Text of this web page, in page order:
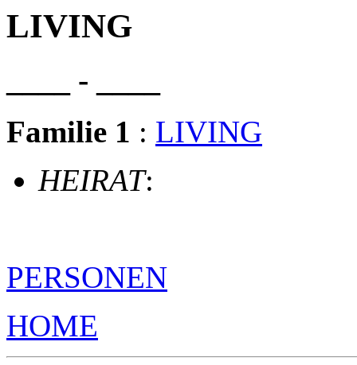
LIVING
____ - ____
Familie 1 : LIVING
HEIRAT:
PERSONEN
HOME